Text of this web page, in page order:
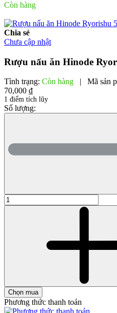
Còn hàng
Chia sẻ
Chưa cập nhật
Rượu nấu ăn Hinode
Tình trạng: Còn hàng | Mã sản
70,000 ₫
1 điểm tích lũy
Số lượng:
Chọn mua
Phương thức thanh toán